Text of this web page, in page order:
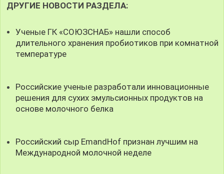
ДРУГИЕ НОВОСТИ РАЗДЕЛА:
Ученые ГК «СОЮЗСНАБ» нашли способ
длительного хранения пробиотиков при комнатной
температуре
Российские ученые разработали инновационные
решения для сухих эмульсионных продуктов на
основе молочного белка
Российский сыр EmandHof признан лучшим на
Международной молочной неделе